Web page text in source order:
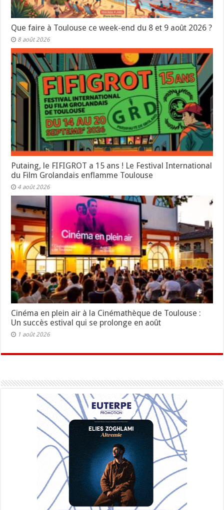
Que faire à Toulouse ce week-end du 8 et 9 août 2026 ?
8 août 2026
Putaing, le FIFIGROT a 15 ans ! Le Festival International
du Film Grolandais enflamme Toulouse
4 août 2026
Cinéma en plein air à la Cinémathèque de Toulouse :
Un succès estival qui se prolonge en août
1 août 2026